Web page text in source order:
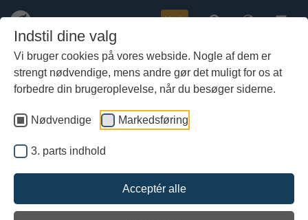
Indstil dine valg
Vi bruger cookies på vores webside. Nogle af dem er
strengt nødvendige, mens andre gør det muligt for os at
forbedre din brugeroplevelse, når du besøger siderne.
Nødvendige Markedsføring
3. parts indhold
Acceptér alle
indhold
Køb
Nordea Danmark-fonden donerer
3 millioner kr. til Havhingsten
På det bedst tænkelige tidspunkt har Vikingeskibsmuseet
Havhingsten fra Glendalough optimale betingelser, når